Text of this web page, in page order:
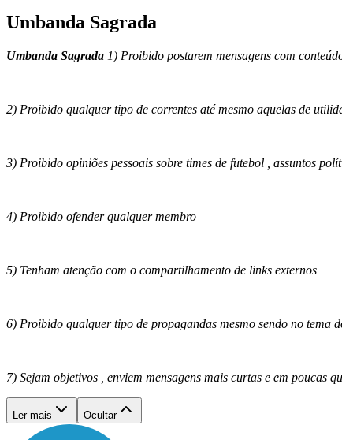
Umbanda Sagrada
Umbanda Sagrada 1) Proibido postarem mensagens com
2) Proibido qualquer tipo de correntes até mesmo aquelas de
3) Proibido opiniões pessoais sobre times de futebol , assuntos
4) Proibido ofender qualquer membro
5) Tenham atenção com o compartilhamento de links externos
6) Proibido qualquer tipo de propagandas mesmo sendo no tema
7) Sejam objetivos , enviem mensagens mais curtas e em
Ler mais Ocultar